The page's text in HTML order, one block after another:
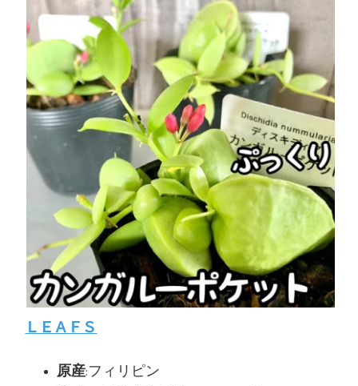
ＬＥＡＦＳ
原産:フィリピン